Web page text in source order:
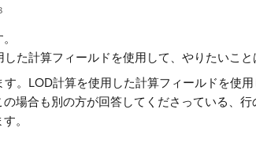
た​計算フィールドを使用して、やりたいこと